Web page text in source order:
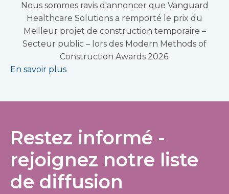
Nous sommes ravis d'annoncer que Vanguard
Healthcare Solutions a remporté le prix du
Meilleur projet de construction temporaire –
Secteur public – lors des Modern Methods of
Construction Awards 2026.
En savoir plus
Restez informé -
rejoignez notre liste
de diffusion